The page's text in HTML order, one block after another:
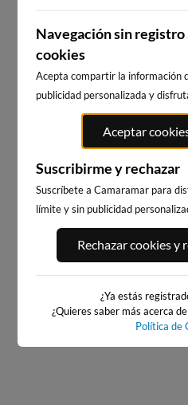
WEBCAM ILHE
WEBCAMS
PLAYA DEL PALMAR, VEJER
DE LA FRONTERA
180km · Vejer de la Frontera
CHOPI
Navegación sin registro
cookies
Acepta compartir la información
publicidad personalizada y
Aceptar
Suscribirme y rechazar
Suscríbete a Camaramar para
límite y sin publicidad
Rechazar cookies y
¿Ya estás
¿Quieres saber más acerca
Política de